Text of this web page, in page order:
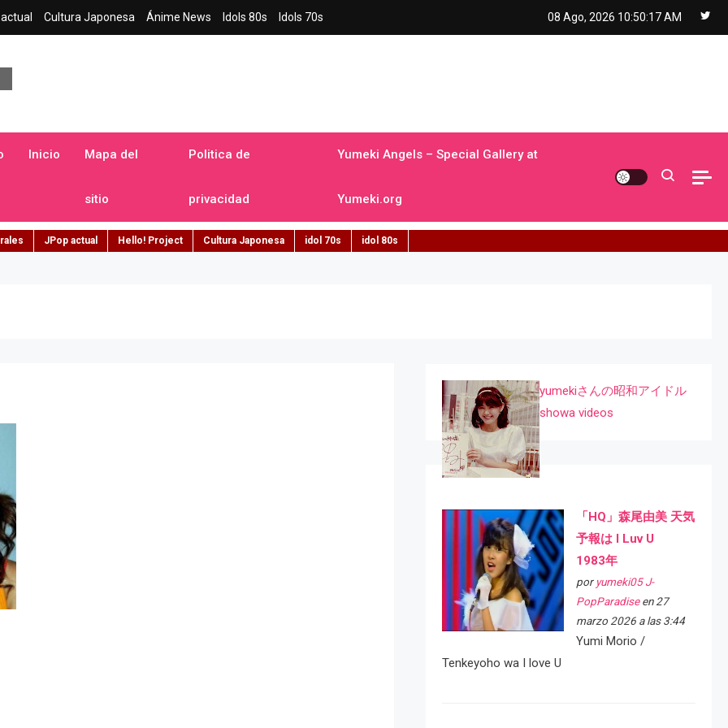
Cultura Japonesa Ánime News Idols 80s Idols 70s 08 Ago, 2026 10:50:18 AM
Inicio Mapa del
sitio
Politica de
privacidad
Yumeki Angels – Special Gallery at
Yumeki.org
JPop actual Hello! Project Cultura Japonesa idol 70s idol 80s
yumekiさんの昭和アイドル
showa videos
「HQ」森尾由美 天気
予報は I Luv U
1983年
por yumeki05 J-
PopParadiseen 27
marzo 2026 a las 3:44
Yumi Morio /
Tenkeyoho wa I love U